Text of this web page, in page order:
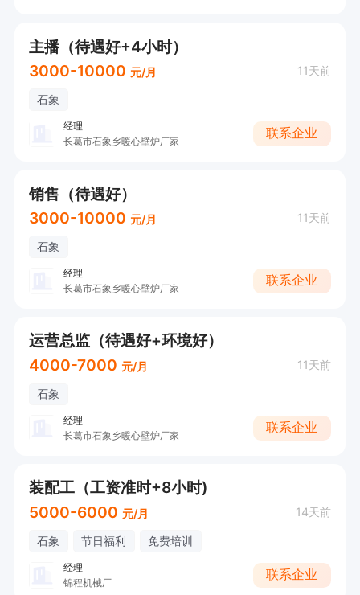
主播（待遇好+4小时）
3000-10000 元/月 11天前
石象
经理
长葛市石象乡暖心壁炉厂家
联系企业
销售（待遇好）
3000-10000 元/月 11天前
石象
经理
长葛市石象乡暖心壁炉厂家
联系企业
运营总监（待遇好+环境好）
4000-7000 元/月 11天前
石象
经理
长葛市石象乡暖心壁炉厂家
联系企业
装配工（工资准时+8小时)
5000-6000 元/月 14天前
石象 节日福利 免费培训
经理
锦程机械厂
联系企业